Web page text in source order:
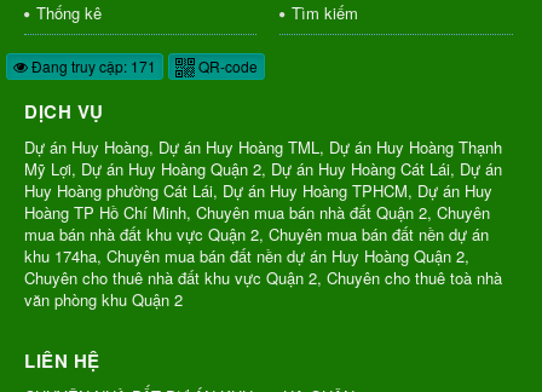
Thống kê
Tìm kiếm
Đang truy cập: 171 QR-code
DỊCH VỤ
Dự án Huy Hoàng, Dự án Huy Hoàng TML, Dự án Huy Hoàng Thạnh
Mỹ Lợi, Dự án Huy Hoàng Quận 2, Dự án Huy Hoàng Cát Lái, Dự án
Huy Hoàng phường Cát Lái, Dự án Huy Hoàng TPHCM, Dự án Huy
Hoàng TP Hồ Chí Minh, Chuyên mua bán nhà đất Quận 2, Chuyên
mua bán nhà đất khu vực Quận 2, Chuyên mua bán đất nền dự án
khu 174ha, Chuyên mua bán đất nền dự án Huy Hoàng Quận 2,
Chuyên cho thuê nhà đất khu vực Quận 2, Chuyên cho thuê toà nhà
văn phòng khu Quận 2
LIÊN HỆ